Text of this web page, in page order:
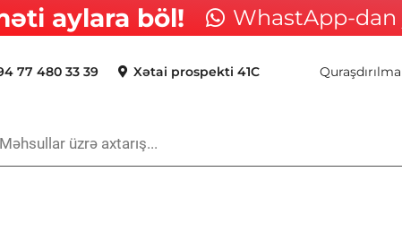
aylara böl! WhastApp-dan
77 480 33 39 Xətai prospekti 41C Quraşdırılma